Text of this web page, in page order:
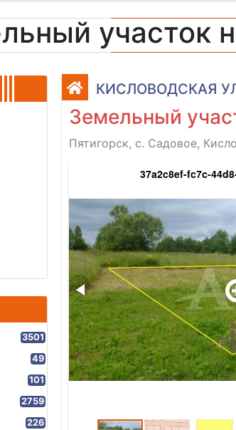
участок
3501
49
101
2759
226
КИСЛОВОДСКАЯ
Земельный
Пятигорск, с. Садовое,
37a2c8ef-fc7c-